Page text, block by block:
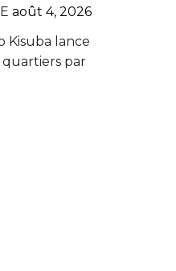
août 4, 2026
Kisuba lance
quartiers par